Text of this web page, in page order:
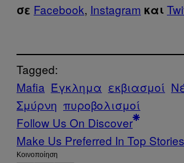
σε Facebook, Instagram και
Tagged:
Mafia Έγκλημα εκβιασμοί
Σμύρνη πυροβολισμοί
Follow Us On Discover
Make Us Preferred In Top Stories
Kοινοποίηση